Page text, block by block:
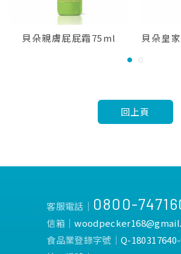
貝朵親膚屁屁霜75ml
1 2
回上頁
客服電話│ 0800-
信箱│
食品業登錄字號│Q-